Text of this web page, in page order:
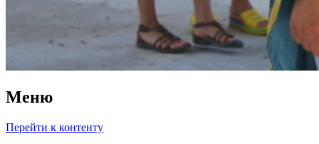
Меню
Перейти к контенту